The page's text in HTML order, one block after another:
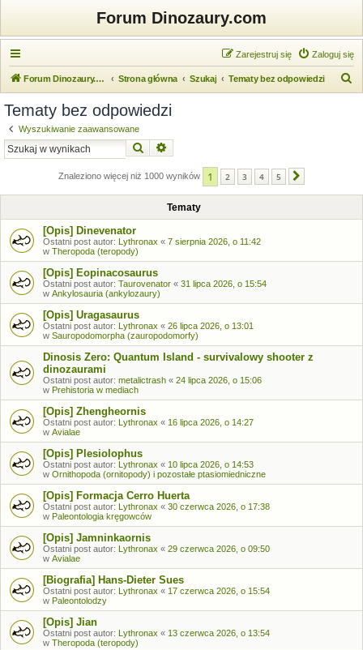
Forum Dinozaury.com
Zaloguj się
Zarejestruj się
Forum Dinozaury.com Strona główna Szukaj Tematy bez odpowiedzi
Tematy bez odpowiedzi
Wyszukiwanie zaawansowane
Szukaj
Znaleziono więcej niż 1000 wyników 1 2 3 4 5
Tematy
[Opis] Dinevenator
Ostatni post autor: Lythronax « 7 sierpnia 2026, o 11:42
w Theropoda (teropody)
[Opis] Eopinacosaurus
Ostatni post autor: Taurovenator « 31 lipca 2026, o 15:54
w Ankylosauria (ankylozaury)
[Opis] Uragasaurus
Ostatni post autor: Lythronax « 26 lipca 2026, o 13:01
w Sauropodomorpha (zauropodomorfy)
Dinosis Zero: Quantum Island - survivalowy shooter z
dinozaurami
Ostatni post autor: metalictrash « 24 lipca 2026, o 15:06
w Prehistoria w mediach
[Opis] Zhengheornis
Ostatni post autor: Lythronax « 16 lipca 2026, o 14:27
w Avialae
[Opis] Plesiolophus
Ostatni post autor: Lythronax « 10 lipca 2026, o 14:53
w Ornithopoda (ornitopody) i pozostałe ptasiomiedniczne
[Opis] Formacja Cerro Huerta
Ostatni post autor: Lythronax « 30 czerwca 2026, o 17:38
w Paleontologia kręgowców
[Opis] Jamninkaornis
Ostatni post autor: Lythronax « 29 czerwca 2026, o 09:50
w Avialae
[Biografia] Hans-Dieter Sues
Ostatni post autor: Lythronax « 17 czerwca 2026, o 15:54
w Paleontolodzy
[Opis] Jian
Ostatni post autor: Lythronax « 13 czerwca 2026, o 13:54
w Theropoda (teropody)